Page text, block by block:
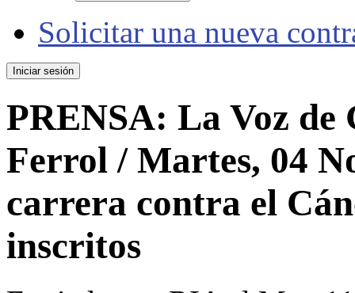
Solicitar una nueva
PRENSA: La Voz de
Ferrol / Martes, 04
carrera contra el
inscritos